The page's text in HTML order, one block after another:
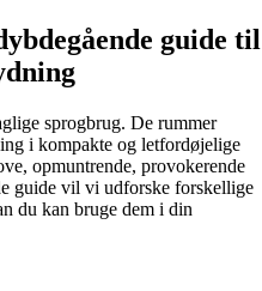
guide til
sprogbrug. De rummer
i kompakte og letfordøjelige
opmuntrende, provokerende
guide vil vi udforske forskellige
du kan bruge dem i din